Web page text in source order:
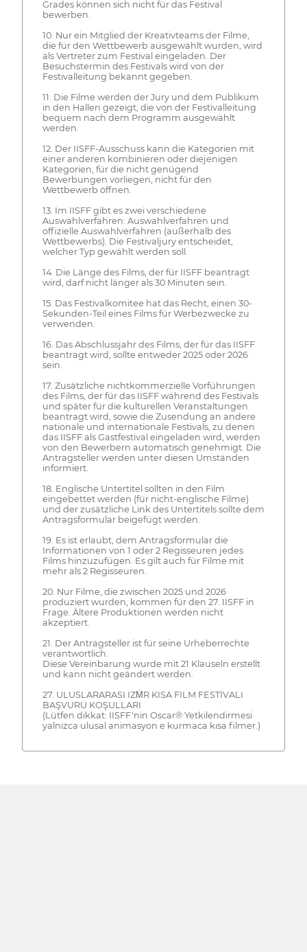
Grades können sich nicht für das Festival
bewerben.
10. Nur ein Mitglied der Kreativteams der Filme,
die für den Wettbewerb ausgewählt wurden, wird
als Vertreter zum Festival eingeladen. Der
Besuchstermin des Festivals wird von der
Festivalleitung bekannt gegeben.
11. Die Filme werden der Jury und dem Publikum
in den Hallen gezeigt, die von der Festivalleitung
bequem nach dem Programm ausgewählt
werden.
12. Der IISFF-Ausschuss kann die Kategorien mit
einer anderen kombinieren oder diejenigen
Kategorien, für die nicht genügend
Bewerbungen vorliegen, nicht für den
Wettbewerb öffnen.
13. Im IISFF gibt es zwei verschiedene
Auswahlverfahren: Auswahlverfahren und
offizielle Auswahlverfahren (außerhalb des
Wettbewerbs). Die Festivaljury entscheidet,
welcher Typ gewählt werden soll.
14. Die Länge des Films, der für IISFF beantragt
wird, darf nicht länger als 30 Minuten sein.
15. Das Festivalkomitee hat das Recht, einen 30-
Sekunden-Teil eines Films für Werbezwecke zu
verwenden.
16. Das Abschlussjahr des Films, der für das IISFF
beantragt wird, sollte entweder 2025 oder 2026
sein.
17. Zusätzliche nichtkommerzielle Vorführungen
des Films, der für das IISFF während des Festivals
und später für die kulturellen Veranstaltungen
beantragt wird, sowie die Zusendung an andere
nationale und internationale Festivals, zu denen
das IISFF als Gastfestival eingeladen wird, werden
von den Bewerbern automatisch genehmigt. Die
Antragsteller werden unter diesen Umständen
informiert.
18. Englische Untertitel sollten in den Film
eingebettet werden (für nicht-englische Filme)
und der zusätzliche Link des Untertitels sollte dem
Antragsformular beigefügt werden.
19. Es ist erlaubt, dem Antragsformular die
Informationen von 1 oder 2 Regisseuren jedes
Films hinzuzufügen. Es gilt auch für Filme mit
mehr als 2 Regisseuren.
20. Nur Filme, die zwischen 2025 und 2026
produziert wurden, kommen für den 27. IISFF in
Frage. Ältere Produktionen werden nicht
akzeptiert.
21. Der Antragsteller ist für seine Urheberrechte
verantwortlich.
Diese Vereinbarung wurde mit 21 Klauseln erstellt
und kann nicht geändert werden.
27. ULUSLARARASI IZṀR KISA FILM FESTİVALI
BAŞVURU KOŞULLARI
(Lütfen dikkat: IISFF'nin Oscar® Yetkilendirmesi
yalnızca ulusal animasyon e kurmaca kısa filmer.)